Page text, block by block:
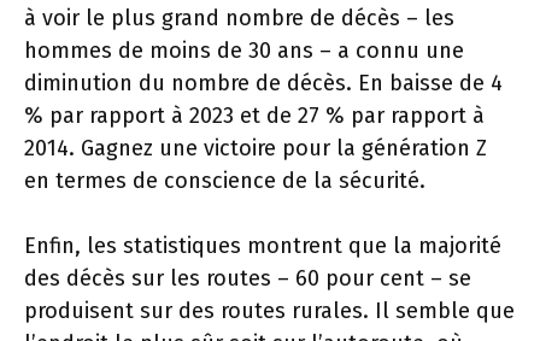
à voir le plus grand nombre de décès – les
hommes de moins de 30 ans – a connu une
diminution du nombre de décès. En baisse de 4
% par rapport à 2023 et de 27 % par rapport à
2014. Gagnez une victoire pour la génération Z
en termes de conscience de la sécurité.
Enfin, les statistiques montrent que la majorité
des décès sur les routes – 60 pour cent – ​​se
produisent sur des routes rurales. Il semble que